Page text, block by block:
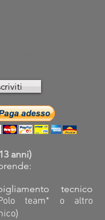
anni)
tecnico
team* o altro
)